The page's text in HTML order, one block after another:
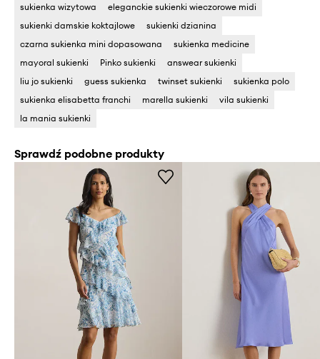
sukienka wizytowa
eleganckie sukienki wieczorowe midi
sukienki damskie koktajlowe
sukienki dzianina
czarna sukienka mini dopasowana
sukienka medicine
mayoral sukienki
Pinko sukienki
answear sukienki
liu jo sukienki
guess sukienka twinset sukienki
sukienka polo
sukienka elisabetta franchi
marella sukienki
vila sukienki
la mania sukienki
Sprawdź podobne produkty